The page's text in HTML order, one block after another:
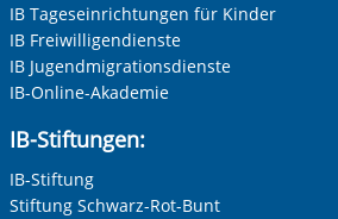
IB Tageseinrichtungen für Kinder
IB Freiwilligendienste
IB Jugendmigrationsdienste
IB-Online-Akademie
IB-Stiftungen:
IB-Stiftung
Stiftung Schwarz-Rot-Bunt